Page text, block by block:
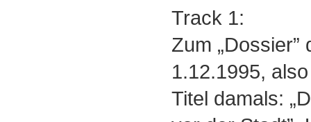
Track 1:
Zum „Dossier”
1.12.1995,
Titel damals: